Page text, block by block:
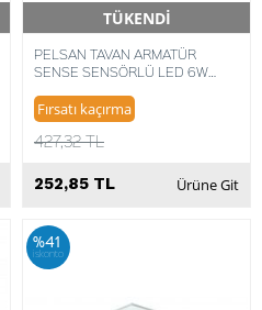
TÜKENDİ
Hızlı Teslimat
PELSAN TAVAN ARMATÜR
SENSE SENSÖRLÜ LED 6W
Fırsatı kaçırma
427,32 TL
252,85 TL Ürüne Git
%41
iskonto